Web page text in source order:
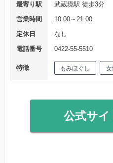
最寄り駅
武蔵境駅 徒歩3分
営業時間
10:00～21:00
定休日
なし
電話番号
0422-55-5510
特徴 もみほぐし 女
公式サイ